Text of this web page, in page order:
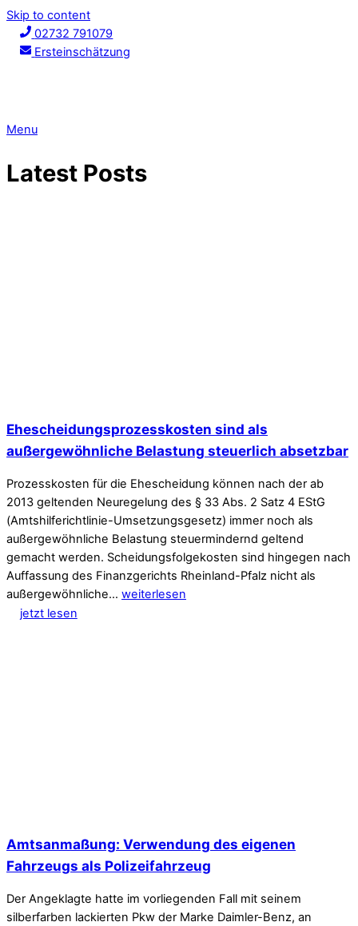
Skip to content
02732 791079
Ersteinschätzung
Menu
Latest Posts
Ehescheidungsprozesskosten sind als
außergewöhnliche Belastung steuerlich absetzbar
Prozesskosten für die Ehescheidung können nach der ab
2013 geltenden Neuregelung des § 33 Abs. 2 Satz 4 EStG
(Amtshilferichtlinie-Umsetzungsgesetz) immer noch als
außergewöhnliche Belastung steuermindernd geltend
gemacht werden. Scheidungsfolgekosten sind hingegen nach
Auffassung des Finanzgerichts Rheinland-Pfalz nicht als
außergewöhnliche… weiterlesen
jetzt lesen
Amtsanmaßung: Verwendung des eigenen
Fahrzeugs als Polizeifahrzeug
Der Angeklagte hatte im vorliegenden Fall mit seinem
silberfarben lackierten Pkw der Marke Daimler-Benz, an